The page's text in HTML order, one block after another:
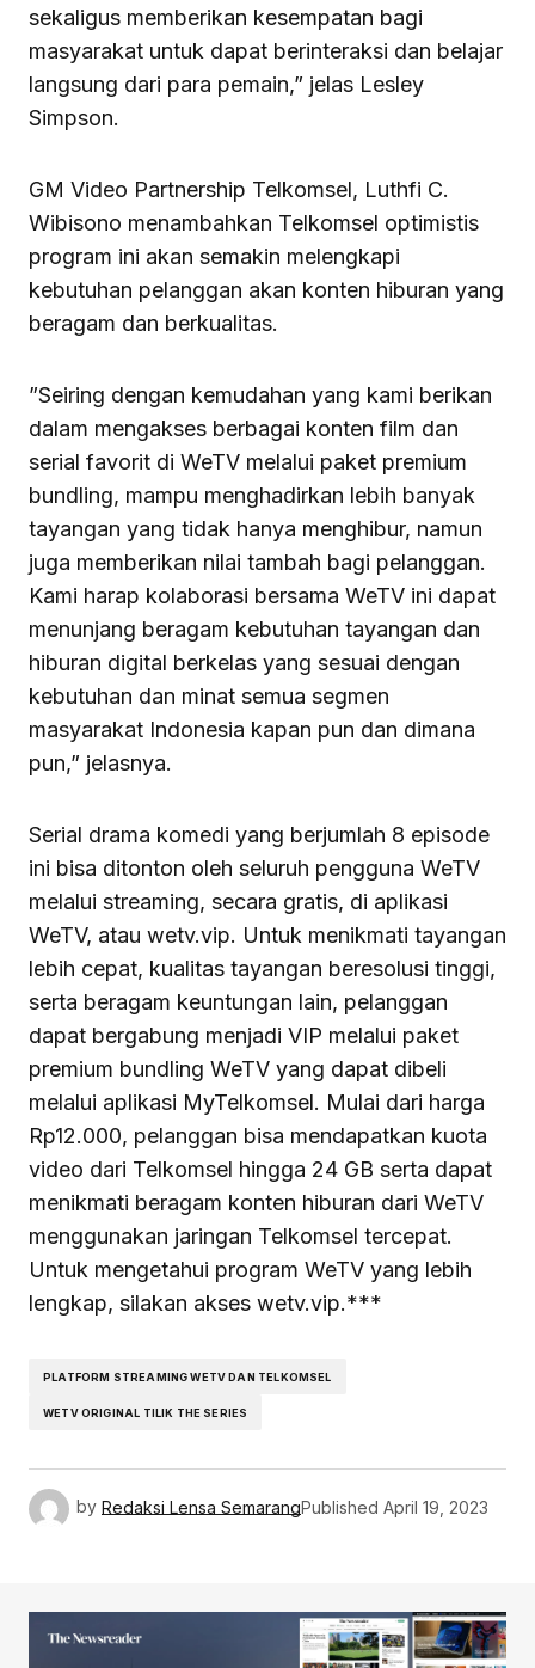
sekaligus memberikan kesempatan bagi
masyarakat untuk dapat berinteraksi dan belajar
langsung dari para pemain,” jelas Lesley
Simpson.
GM Video Partnership Telkomsel, Luthfi C.
Wibisono menambahkan Telkomsel optimistis
program ini akan semakin melengkapi
kebutuhan pelanggan akan konten hiburan yang
beragam dan berkualitas.
”Seiring dengan kemudahan yang kami berikan
dalam mengakses berbagai konten film dan
serial favorit di WeTV melalui paket premium
bundling, mampu menghadirkan lebih banyak
tayangan yang tidak hanya menghibur, namun
juga memberikan nilai tambah bagi pelanggan.
Kami harap kolaborasi bersama WeTV ini dapat
menunjang beragam kebutuhan tayangan dan
hiburan digital berkelas yang sesuai dengan
kebutuhan dan minat semua segmen
masyarakat Indonesia kapan pun dan dimana
pun,” jelasnya.
Serial drama komedi yang berjumlah 8 episode
ini bisa ditonton oleh seluruh pengguna WeTV
melalui streaming, secara gratis, di aplikasi
WeTV, atau wetv.vip. Untuk menikmati tayangan
lebih cepat, kualitas tayangan beresolusi tinggi,
serta beragam keuntungan lain, pelanggan
dapat bergabung menjadi VIP melalui paket
premium bundling WeTV yang dapat dibeli
melalui aplikasi MyTelkomsel. Mulai dari harga
Rp12.000, pelanggan bisa mendapatkan kuota
video dari Telkomsel hingga 24 GB serta dapat
menikmati beragam konten hiburan dari WeTV
menggunakan jaringan Telkomsel tercepat.
Untuk mengetahui program WeTV yang lebih
lengkap, silakan akses wetv.vip.***
PLATFORM STREAMING WETV DAN TELKOMSEL
WETV ORIGINAL TILIK THE SERIES
by Redaksi Lensa SemarangPublished April 19, 2023